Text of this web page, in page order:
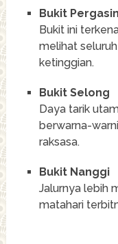
Bukit
Bukit ini
melihat
ketinggian.
Bukit Selong
Daya tarik
berwarna-
raksasa.
Bukit Nanggi
Jalurnya lebih
matahari